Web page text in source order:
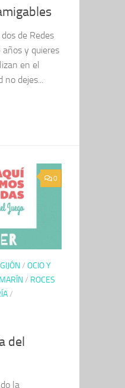
de Redes
y quieres
en el
no dejes...
0
/ OCIO Y
/ ROCES
/
del
la